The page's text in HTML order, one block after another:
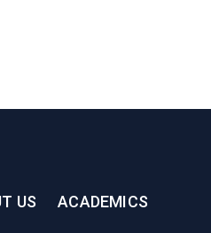
US ACADEMICS